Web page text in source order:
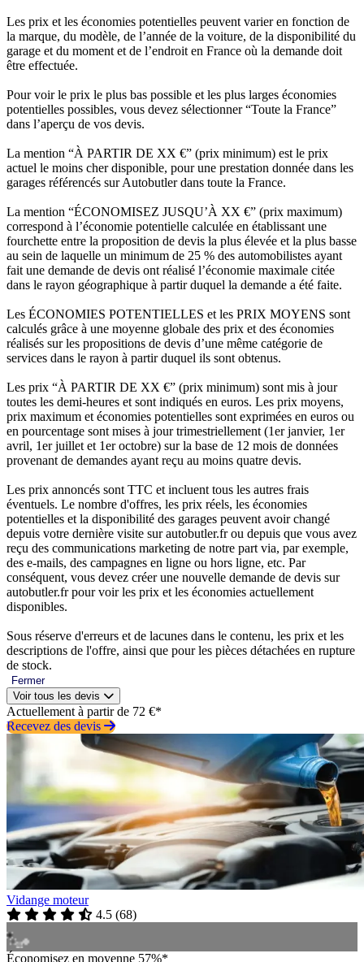
Les prix et les économies potentielles peuvent varier en fonction de
la marque, du modèle, de l’année de la voiture, de la disponibilité du
garage et du moment et de l’endroit en France où la demande doit
être effectuée.
Pour voir le prix le plus bas possible et les plus larges économies
potentielles possibles, vous devez sélectionner “Toute la France”
dans l’aperçu de vos devis.
La mention “À PARTIR DE XX €” (prix minimum) est le prix
actuel le moins cher disponible, pour une prestation donnée dans les
garages référencés sur Autobutler dans toute la France.
La mention “ÉCONOMISEZ JUSQU’À XX €” (prix maximum)
correspond à l’économie potentielle calculée en établissant une
fourchette entre la proposition de devis la plus élevée et la plus basse
au sein de laquelle un minimum de 25 % des automobilistes ayant
fait une demande de devis ont réalisé l’économie maximale citée
dans le rayon géographique à partir duquel la demande a été faite.
Les ÉCONOMIES POTENTIELLES et les PRIX MOYENS sont
calculés grâce à une moyenne globale des prix et des économies
réalisés sur les propositions de devis d’une même catégorie de
services dans le rayon à partir duquel ils sont obtenus.
Les prix “À PARTIR DE XX €” (prix minimum) sont mis à jour
toutes les demi-heures et sont indiqués en euros. Les prix moyens,
prix maximum et économies potentielles sont exprimées en euros ou
en pourcentage sont mises à jour trimestriellement (1er janvier, 1er
avril, 1er juillet et 1er octobre) sur la base de 12 mois de données
provenant de demandes ayant reçu au moins quatre devis.
Les prix annoncés sont TTC et incluent tous les autres frais
éventuels. Le nombre d'offres, les prix réels, les économies
potentielles et la disponibilité des garages peuvent avoir changé
depuis votre dernière visite sur autobutler.fr ou depuis que vous avez
reçu des communications marketing de notre part via, par exemple,
des e-mails, des campagnes en ligne ou hors ligne, etc. Par
conséquent, vous devez créer une nouvelle demande de devis sur
autobutler.fr pour voir les prix et les économies actuellement
disponibles.
Sous réserve d'erreurs et de lacunes dans le contenu, les prix et les
descriptions de l'offre, ainsi que pour les pièces détachées en rupture
de stock.
Fermer
Voir tous les devis
Actuellement à partir de 72 €*
Recevez des devis
Vidange moteur
4.5 (68)
Économisez en moyenne 57%*